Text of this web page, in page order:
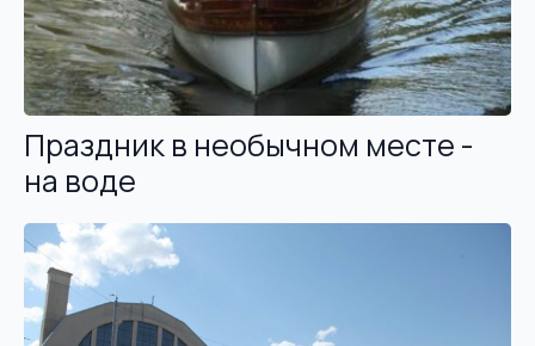
Праздник в необычном месте -
на воде